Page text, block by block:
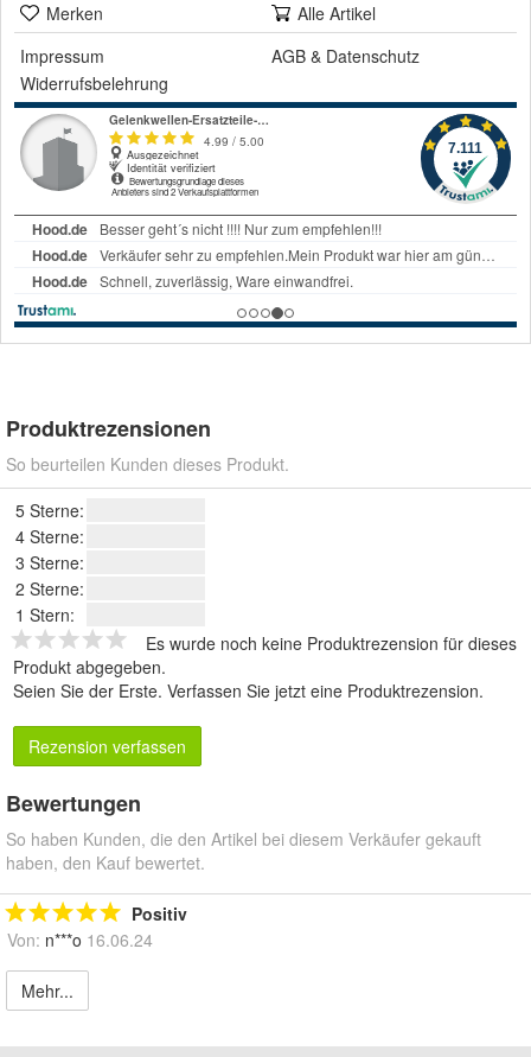
Merken
Alle Artikel
Impressum
AGB & Datenschutz
Widerrufsbelehrung
Produktrezensionen
So beurteilen Kunden dieses Produkt.
5 Sterne:
4 Sterne:
3 Sterne:
2 Sterne:
1 Stern:
Es wurde noch keine Produktrezension für dieses
Produkt abgegeben.
Seien Sie der Erste. Verfassen Sie jetzt eine Produktrezension.
Rezension verfassen
Bewertungen
So haben Kunden, die den Artikel bei diesem Verkäufer gekauft
haben, den Kauf bewertet.
Positiv
Von: n***o 16.06.24
Mehr...